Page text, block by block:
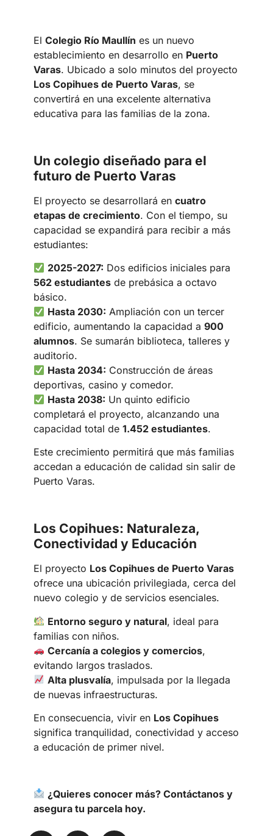
El Colegio Río Maullín es un nuevo
establecimiento en desarrollo en Puerto
Varas. Ubicado a solo minutos del proyecto
Los Copihues de Puerto Varas, se
convertirá en una excelente alternativa
educativa para las familias de la zona.
Un colegio diseñado para el
futuro de Puerto Varas
El proyecto se desarrollará en cuatro
etapas de crecimiento. Con el tiempo, su
capacidad se expandirá para recibir a más
estudiantes:
2025-2027: Dos edificios iniciales para
562 estudiantesde prebásica a octavo
básico.
Hasta 2030: Ampliación con un tercer
edificio, aumentando la capacidad a 900
alumnos. Se sumarán biblioteca, talleres y
auditorio.
Hasta 2034: Construcción de áreas
deportivas, casino y comedor.
Hasta 2038: Un quinto edificio
completará el proyecto, alcanzando una
capacidad total de 1.452 estudiantes.
Este crecimiento permitirá que más familias
accedan a educación de calidad sin salir de
Puerto Varas.
Los Copihues: Naturaleza,
Conectividad y Educación
El proyecto Los Copihues de Puerto Varas
ofrece una ubicación privilegiada, cerca del
nuevo colegio y de servicios esenciales.
Entorno seguro y natural, ideal para
familias con niños.
Cercanía a colegios y comercios,
evitando largos traslados.
Alta plusvalía, impulsada por la llegada
de nuevas infraestructuras.
En consecuencia, vivir en Los Copihues
significa tranquilidad, conectividad y acceso
a educación de primer nivel.
¿Quieres conocer más? Contáctanos y
asegura tu parcela hoy.